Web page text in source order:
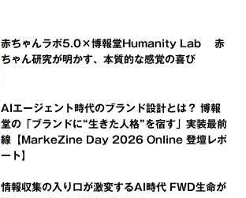
赤ちゃんラボ5.0×博報堂Humanity Lab 赤
ちゃん研究が明かす、本質的な感覚の喜び
AIエージェント時代のブランド設計とは？ 博報
堂の「ブランドに“生きた人格”を宿す」実装最前
線【MarkeZine Day 2026 Online 登壇レポ
ート】
情報収集の入り口が激変するAI時代 FWD生命が